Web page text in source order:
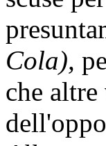
Cola),
che